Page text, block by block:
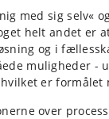
med sig selv«
helt andet er
og i
muligheder -
er formålet
over